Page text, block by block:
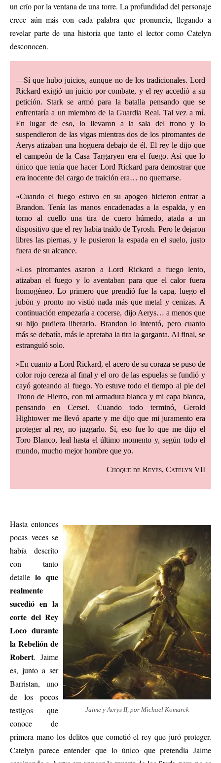
un crío por la ventana de una torre. La profundidad del personaje
crece aún más con cada palabra que pronuncia, llegando a
revelar parte de una historia que tanto el lector como Catelyn
desconocen.
—Sí que hubo juicios, aunque no de los tradicionales. Lord
Rickard exigió un juicio por combate, y el rey accedió a su
petición. Stark se armó para la batalla pensando que se
enfrentaría a un miembro de la Guardia Real. Tal vez a mí.
En lugar de eso, lo llevaron a la sala del trono y lo
suspendieron de las vigas mientras dos de los piromantes de
Aerys atizaban una hoguera debajo de él. El rey le dijo que
el campeón de la Casa Targaryen era el fuego. Así que lo
único que tenía que hacer Lord Rickard para demostrar que
era inocente del cargo de traición era… no quemarse.
»Cuando el fuego estuvo en su apogeo hicieron entrar a
Brandon. Tenía las manos encadenadas a la espalda, y en
torno al cuello una tira de cuero húmedo, atada a un
dispositivo que el rey había traído de Tyrosh. Pero le dejaron
libres las piernas, y le pusieron la espada en el suelo, justo
fuera de su alcance.
»Los piromantes asaron a Lord Rickard a fuego lento,
atizaban el fuego y lo aventaban para que el calor fuera
homogéneo. Lo primero que prendió fue la capa, luego el
jubón y pronto no vistió nada más que metal y cenizas. A
continuación empezaría a cocerse, dijo Aerys… a menos que
su hijo pudiera liberarlo. Brandon lo intentó, pero cuanto
más se debatía, más le apretaba la tira la garganta. Al final, se
estranguló solo.
»En cuanto a Lord Rickard, el acero de su coraza se puso de
color rojo cereza al final y el oro de las espuelas se fundió y
cayó goteando al fuego. Yo estuve todo el tiempo al pie del
Trono de Hierro, con mi armadura blanca y mi capa blanca,
pensando en Cersei. Cuando todo terminó, Gerold
Hightower me llevó aparte y me dijo que mi juramento era
proteger al rey, no juzgarlo. Sí, eso fue lo que me dijo el
Toro Blanco, leal hasta el último momento y, según todo el
mundo, mucho mejor hombre que yo.
Choque de Reyes, Catelyn VII
Jaime y Aerys II, por Michael Komarck
Hasta entonces
pocas veces se
había descrito
con tanto
detalle lo que
realmente
sucedió en la
corte del Rey
Loco durante
la Rebelión de
Robert. Jaime
es, junto a ser
Barristan, uno
de los pocos
testigos que
conoce de
primera mano los delitos que cometió el rey que juró proteger.
Catelyn parece entender que lo único que pretendía Jaime